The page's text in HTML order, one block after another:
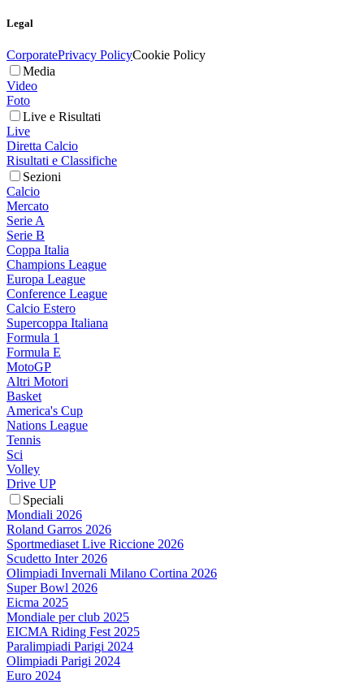
Legal
CorporatePrivacy PolicyCookie Policy
Media
Video
Foto
Live e Risultati
Live
Diretta Calcio
Risultati e Classifiche
Sezioni
Calcio
Mercato
Serie A
Serie B
Coppa Italia
Champions League
Europa League
Conference League
Calcio Estero
Supercoppa Italiana
Formula 1
Formula E
MotoGP
Altri Motori
Basket
America's Cup
Nations League
Tennis
Sci
Volley
Drive UP
Speciali
Mondiali 2026
Roland Garros 2026
Sportmediaset Live Riccione 2026
Scudetto Inter 2026
Olimpiadi Invernali Milano Cortina 2026
Super Bowl 2026
Eicma 2025
Mondiale per club 2025
EICMA Riding Fest 2025
Paralimpiadi Parigi 2024
Olimpiadi Parigi 2024
Euro 2024